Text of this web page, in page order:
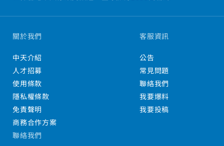
關於我們
中天介紹
人才招募
使用條款
隱私權條款
免責聲明
商務合作方案
客服資訊
公告
常見問題
聯絡我們
我要爆料
我要投稿
聯絡我們